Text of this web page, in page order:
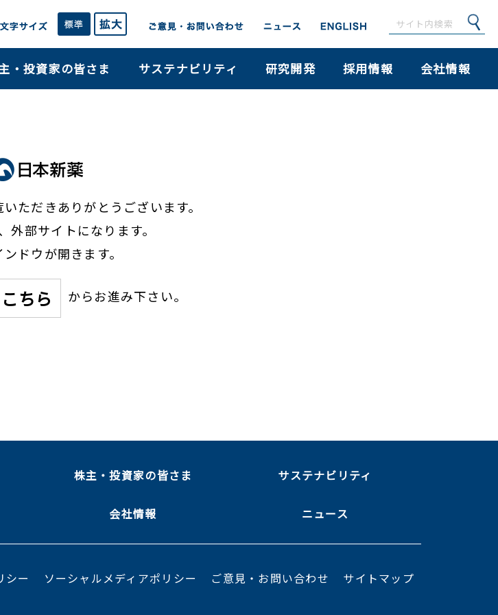
・投資家の皆さま サステナビリティ 研究開発 採用情報 会社情報
ただきありがとうございます。
外部サイトになります。
ドウが開きます。
こちら からお進み下さい。
株主・投資家の皆さま サステナビリティ
会社情報 ニュース
シー ソーシャルメディアポリシー ご意見・お問い合わせ サイトマップ